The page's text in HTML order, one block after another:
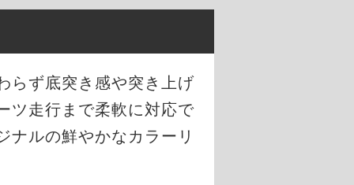
らず底突き感や突き上げ
ツ走行まで柔軟に対応で
ナルの鮮やかなカラーリ